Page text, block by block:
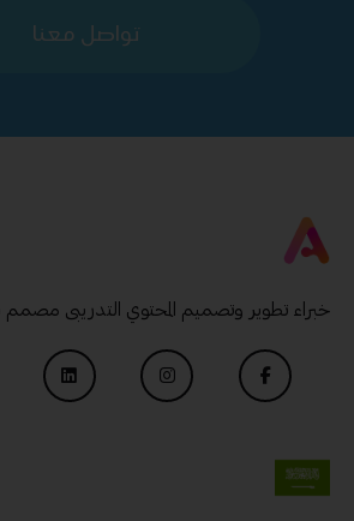
تواصل معنا
خبراء تطوير وتصميم المحتوي التدريبى مصمم